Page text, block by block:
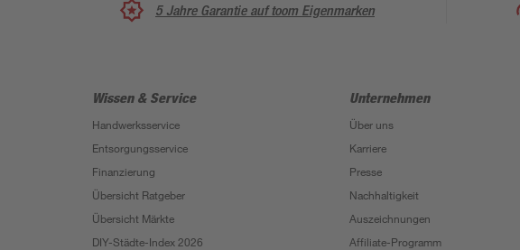
5 Jahre Garantie auf toom Eigenmarken
Wissen & Service
Handwerksservice
Entsorgungsservice
Finanzierung
Übersicht Ratgeber
Übersicht Märkte
DIY-Städte-Index 2026
Unternehmen
Über uns
Karriere
Presse
Nachhaltigkeit
Auszeichnungen
Affiliate-Programm